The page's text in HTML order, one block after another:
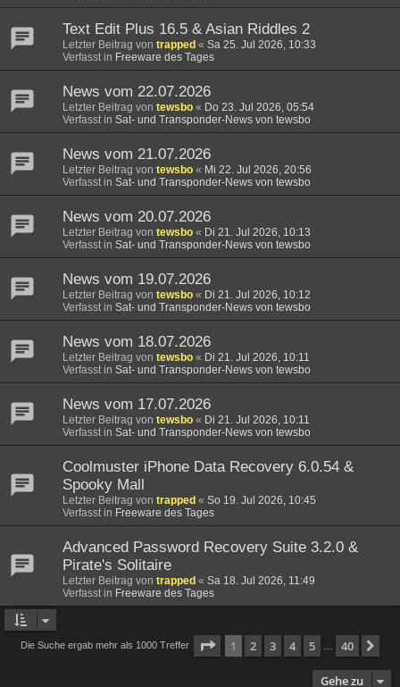
Text Edit Plus 16.5 & Asian Riddles 2
Letzter Beitrag von trapped « Sa 25. Jul 2026, 10:33
Verfasst in Freeware des Tages
News vom 22.07.2026
Letzter Beitrag von tewsbo « Do 23. Jul 2026, 05:54
Verfasst in Sat- und Transponder-News von tewsbo
News vom 21.07.2026
Letzter Beitrag von tewsbo « Mi 22. Jul 2026, 20:56
Verfasst in Sat- und Transponder-News von tewsbo
News vom 20.07.2026
Letzter Beitrag von tewsbo « Di 21. Jul 2026, 10:13
Verfasst in Sat- und Transponder-News von tewsbo
News vom 19.07.2026
Letzter Beitrag von tewsbo « Di 21. Jul 2026, 10:12
Verfasst in Sat- und Transponder-News von tewsbo
News vom 18.07.2026
Letzter Beitrag von tewsbo « Di 21. Jul 2026, 10:11
Verfasst in Sat- und Transponder-News von tewsbo
News vom 17.07.2026
Letzter Beitrag von tewsbo « Di 21. Jul 2026, 10:11
Verfasst in Sat- und Transponder-News von tewsbo
Coolmuster iPhone Data Recovery 6.0.54 &
Spooky Mall
Letzter Beitrag von trapped « So 19. Jul 2026, 10:45
Verfasst in Freeware des Tages
Advanced Password Recovery Suite 3.2.0 &
Pirate's Solitaire
Letzter Beitrag von trapped « Sa 18. Jul 2026, 11:49
Verfasst in Freeware des Tages
Die Suche ergab mehr als 1000 Treffer Seite 1von 40
1 2 3 4 5 40
Gehe zu